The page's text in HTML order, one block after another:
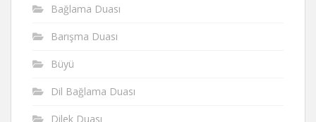
Bağlama Duası
Barışma Duası
Büyü
Dil Bağlama Duası
Dilek Duası